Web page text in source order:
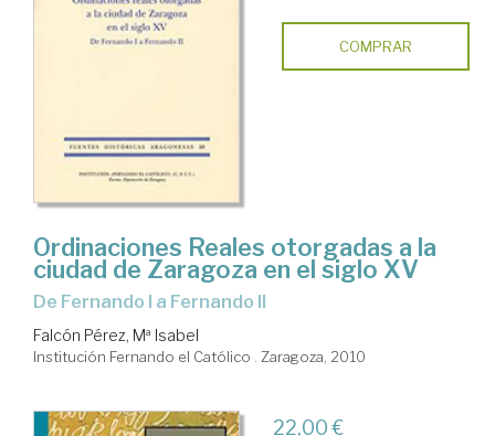
COMPRAR
Ordinaciones Reales otorgadas a la
ciudad de Zaragoza en el siglo XV
de Fernando I a Fernando II
Falcón Pérez, Mª Isabel
Institución Fernando el Católico . Zaragoza, 2010
22,00 €